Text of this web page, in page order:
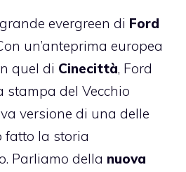
evergreen di Ford
un’anteprima europea
quel di Cinecittà, Ford
stampa del Vecchio
versione di una delle
fatto la storia
Parliamo della nuova